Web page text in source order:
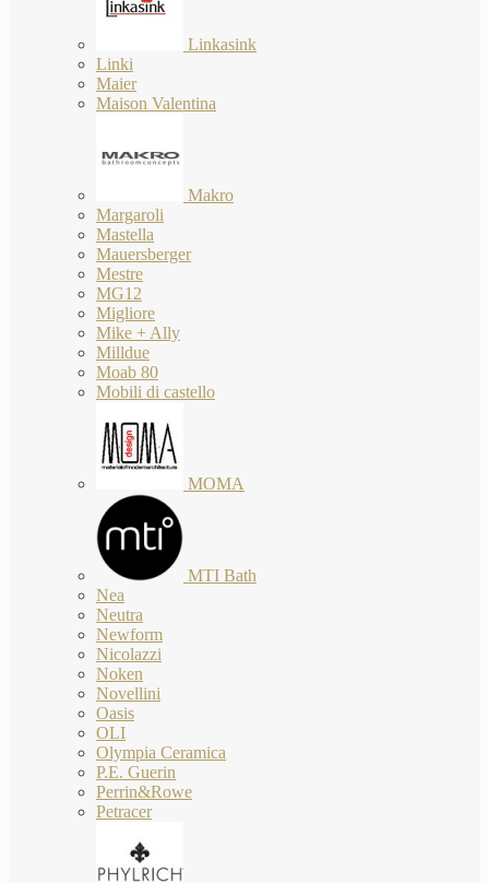
Linkasink
Linki
Maier
Maison Valentina
Makro
Margaroli
Mastella
Mauersberger
Mestre
MG12
Migliore
Mike + Ally
Milldue
Moab 80
Mobili di castello
MOMA
MTI Bath
Nea
Neutra
Newform
Nicolazzi
Noken
Novellini
Oasis
OLI
Olympia Ceramica
P.E. Guerin
Perrin&Rowe
Petracer